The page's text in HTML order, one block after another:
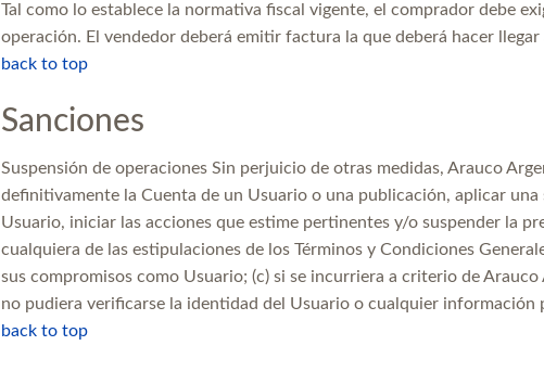
Tal como lo establece la normativa fiscal vigente, el comprador debe
operación. El vendedor deberá emitir factura la que deberá hacer
back to top
Sanciones
Suspensión de operaciones Sin perjuicio de otras medidas, Arauco
definitivamente la Cuenta de un Usuario o una publicación, aplicar
Usuario, iniciar las acciones que estime pertinentes y/o suspender la
cualquiera de las estipulaciones de los Términos y Condiciones
sus compromisos como Usuario; (c) si se incurriera a criterio de
no pudiera verificarse la identidad del Usuario o cualquier
back to top